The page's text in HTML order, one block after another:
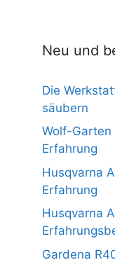
Neu und
Die
säubern
Wolf-Garten
Erfahrung
Husqvarna
Erfahrung
Husqvarna
Gardena